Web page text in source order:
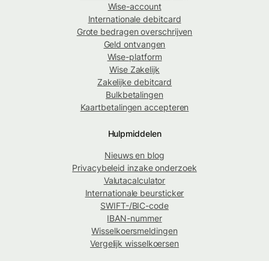
Wise-account
Internationale debitcard
Grote bedragen overschrijven
Geld ontvangen
Wise-platform
Wise Zakelijk
Zakelijke debitcard
Bulkbetalingen
Kaartbetalingen accepteren
Hulpmiddelen
Nieuws en blog
Privacybeleid inzake onderzoek
Valutacalculator
Internationale beursticker
SWIFT-/BIC-code
IBAN-nummer
Wisselkoersmeldingen
Vergelijk wisselkoersen